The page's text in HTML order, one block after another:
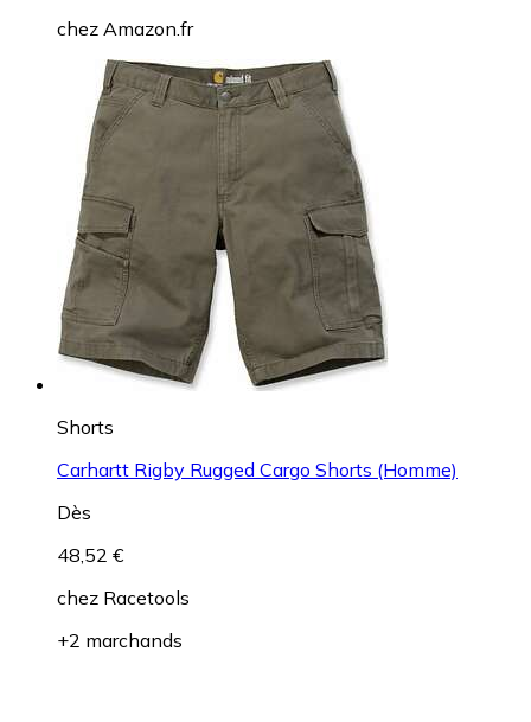
chez Amazon.fr
Shorts
Carhartt Rigby Rugged Cargo Shorts (Homme)
Dès
48,52 €
chez Racetools
+2 marchands